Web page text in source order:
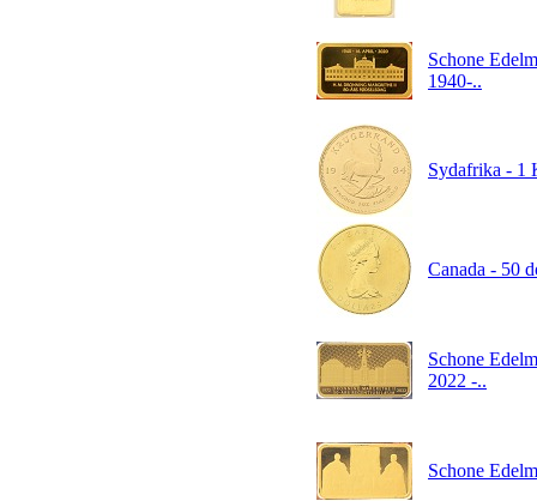
Schone
1940-..
Sydafrika - 1
Canada - 50
Schone
2022 -..
Schone